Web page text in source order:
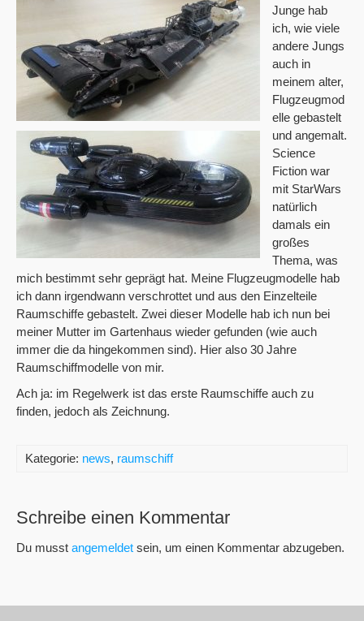
Junge hab
ich, wie viele
andere Jungs
auch in
meinem alter,
Flugzeugmod
elle gebastelt
und angemalt.
Science
Fiction war
mit StarWars
natürlich
damals ein
großes
Thema, was
mich bestimmt sehr geprägt hat. Meine Flugzeugmodelle hab
ich dann irgendwann verschrottet und aus den Einzelteile
Raumschiffe gebastelt. Zwei dieser Modelle hab ich nun bei
meiner Mutter im Gartenhaus wieder gefunden (wie auch
immer die da hingekommen sind). Hier also 30 Jahre
Raumschiffmodelle von mir.
Ach ja: im Regelwerk ist das erste Raumschiffe auch zu
finden, jedoch als Zeichnung.
Kategorie: news, raumschiff
Schreibe einen Kommentar
Du musst angemeldet sein, um einen Kommentar abzugeben.